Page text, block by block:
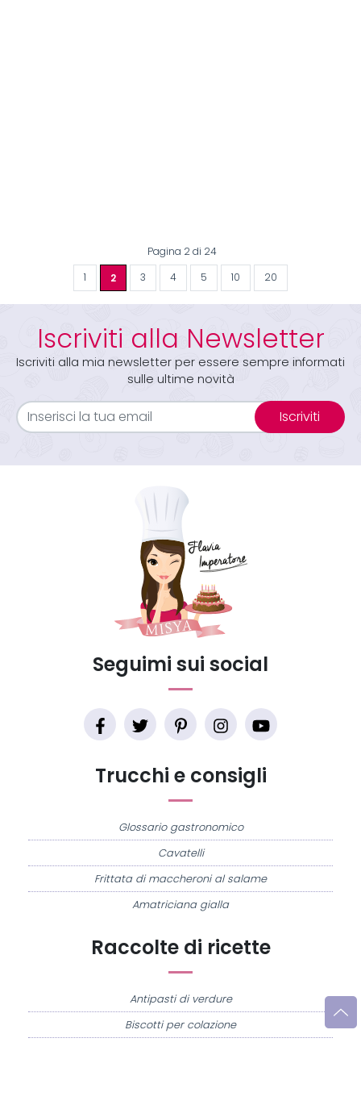
Pagina 2 di 24
1 2 3 4 5 10 20
Iscriviti alla Newsletter
Iscriviti alla mia newsletter per essere sempre informati
sulle ultime novità
Iscriviti
Raccolte di ricette
Antipasti di verdure
Biscotti per colazione
Trucchi e consigli
Glossario gastronomico
Cavatelli
Frittata di maccheroni al salame
Amatriciana gialla
Seguimi sui social